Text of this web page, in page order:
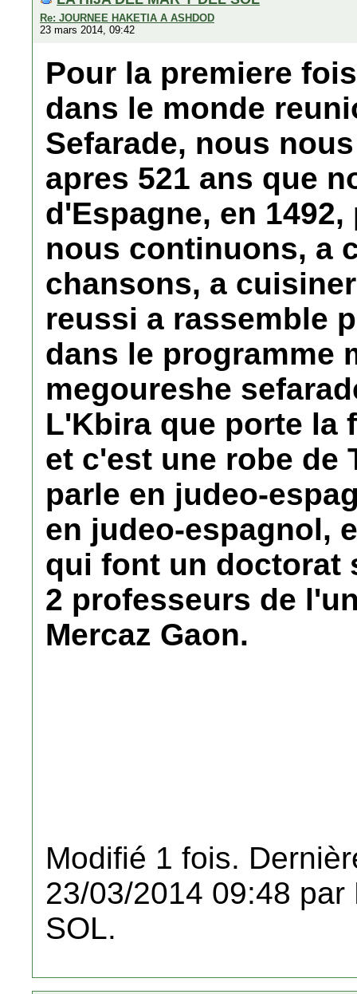
Re: JOURNEE HAKETIA A ASHDOD
23 mars 2014, 09:42
Pour la premiere
dans le monde
Sefarade, nous
apres 521 ans que
d'Espagne, en
nous continuons, a
chansons, a
reussi a rassemble
dans le programme
megoureshe
L'Kbira que porte la
et c'est une robe de
parle en judeo-
en judeo-espagnol,
qui font un doctorat
2 professeurs de
Mercaz Gaon.
Modifié 1 fois.
23/03/2014 09:48 par
SOL.